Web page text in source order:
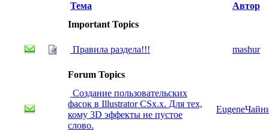
Тема
Автор
Important Topics
Правила раздела!!! mashur
Forum Topics
Создание пользовательских
фасок в Illustrator CSx.x. Для тех,
кому 3D эффекты не пустое
слово.